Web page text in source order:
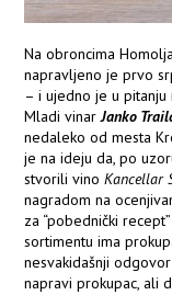
Na obroncima
napravljeno je prvo
– i ujedno je u
Mladi vinarJanko
nedaleko od mesta
je na ideju da, po
stvorili vinoKancellar
nagradom na
za “pobednički
sortimentu ima
nesvakidašnji
napravi prokupac, ali